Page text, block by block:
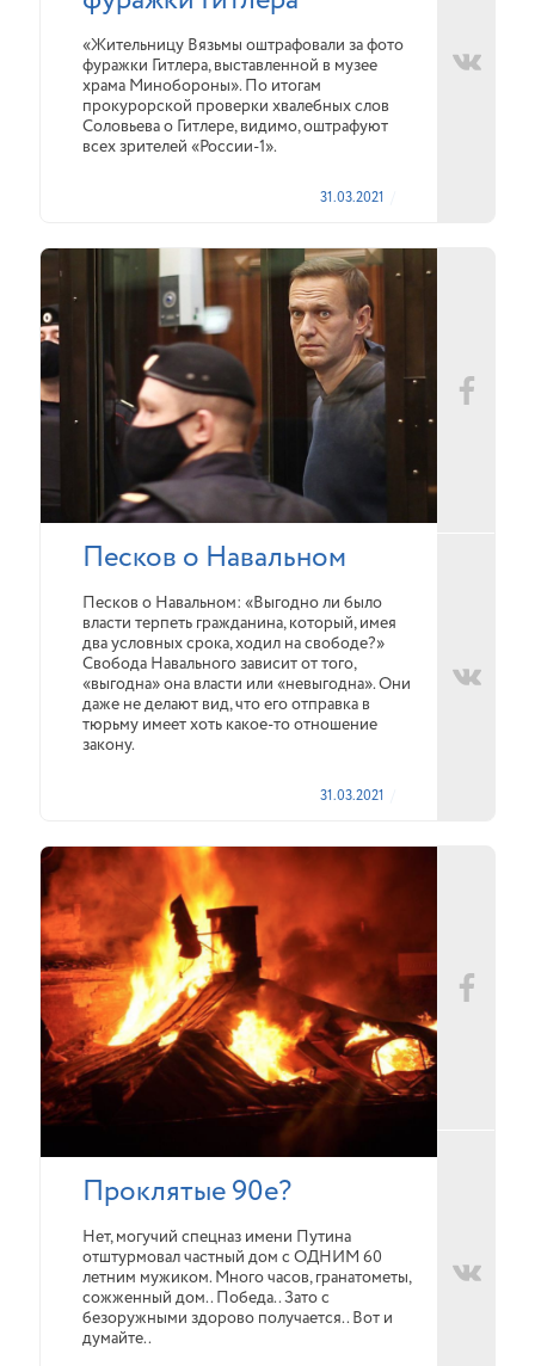
«Жительницу Вязьмы оштрафовали за фото
фуражки Гитлера, выставленной в музее
храма Минобороны». По итогам
прокурорской проверки хвалебных слов
Соловьева о Гитлере, видимо, оштрафуют
всех зрителей «России-1».
31.03.2021
Песков о Навальном
Песков о Навальном: «Выгодно ли было
власти терпеть гражданина, который, имея
два условных срока, ходил на свободе?»
Свобода Навального зависит от того,
«выгодна» она власти или «невыгодна». Они
даже не делают вид, что его отправка в
тюрьму имеет хоть какое-то отношение
закону.
31.03.2021
Проклятые 90е?
Нет, могучий спецназ имени Путина
отштурмовал частный дом с ОДНИМ 60
летним мужиком. Много часов, гранатометы,
сожженный дом.. Победа.. Зато с
безоружными здорово получается.. Вот и
думайте..